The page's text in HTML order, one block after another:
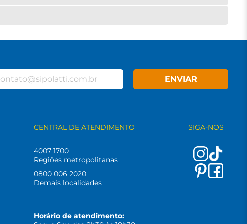
ENVIAR
CENTRAL DE ATENDIMENTO
4007 1700
Regiões metropolitanas
0800 006 2020
Demais localidades
Horário de atendimento:
SIGA-NOS